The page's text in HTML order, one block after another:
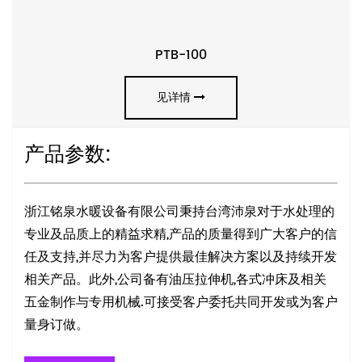
PTB-100
见详情
产品参数:
浙江铭泉水暖设备有限公司秉持台湾沛泉对于水处理的
专业及品质上的精益求精,产品的质量得到广大客户的信
任及支持,并尽力为客户提供最佳解决方案以及持续开发
相关产品。此外,公司备有油压拉伸机,各式冲床及相关
五金制作与专用机械.可接受客户委托共同开发或为客户
量身订做。